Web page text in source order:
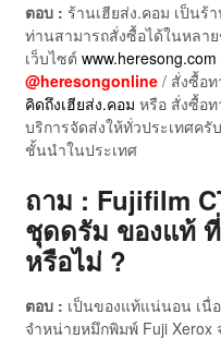
ตอบ : ร้านเฮียส่ง.คอม เป็นร้
ท่านสามารถสั่งซื้อได้ในหลา
เว็บไซต์ www.heresong.com
@heresongonline / สั่งซื้อท
คิดถึงเฮียส่ง.คอม หรือ สั่งซื้อท
บริการจัดส่งให้ทั่วประเทศค
ชั้นนำในประเทศ
ถาม : Fujifilm
ชุดดรัม ของแท้
หรือไม่ ?
ตอบ : เป็นของแท้แน่นอน เนื่
จำหน่ายหมึกพิมพ์ Fuji Xerox